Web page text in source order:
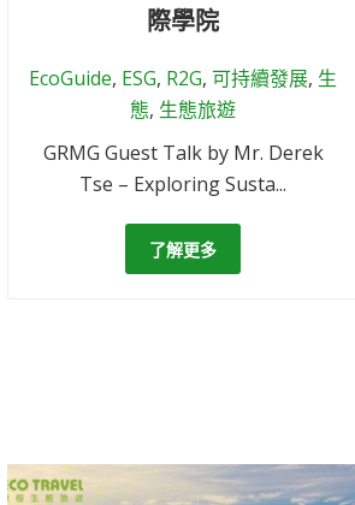
際學院
EcoGuide, ESG, R2G,可持續發展, 生
態, 生態旅遊
GRMG Guest Talk by Mr. Derek
Tse – Exploring Susta...
了解更多